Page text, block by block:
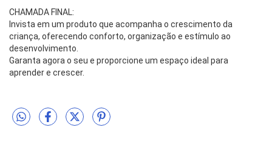
CHAMADA FINAL:
Invista em um produto que acompanha o crescimento da
criança, oferecendo conforto, organização e estímulo ao
desenvolvimento.
Garanta agora o seu e proporcione um espaço ideal para
aprender e crescer.